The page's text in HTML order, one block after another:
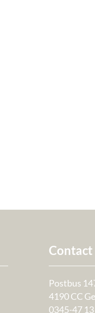
Contact
Postbus
4190 CC
0345-47